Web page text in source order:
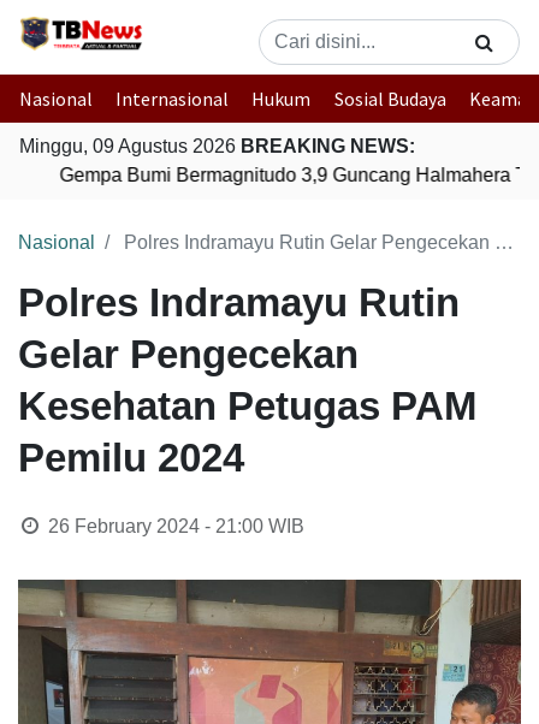
Nasional Internasional Hukum Sosial Budaya
Minggu, 09 Agustus 2026 BREAKING NEWS:
Gempa Bumi Bermagnitudo 3,9 Guncang Halmahera
Nasional Polres Indramayu Rutin Gelar Pengecekan Kesehatan Petugas PAM Pemilu 2024
Polres Indramayu Rutin
Gelar Pengecekan
Kesehatan Petugas PAM
Pemilu 2024
26 February 2024 - 21:00WIB